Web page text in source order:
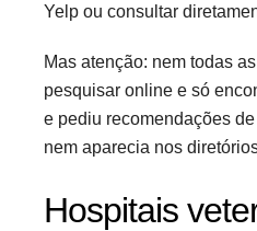
Yelp ou consultar
Mas atenção: nem todas
pesquisar online e só
e pediu recomendações
nem aparecia nos
Hospitais